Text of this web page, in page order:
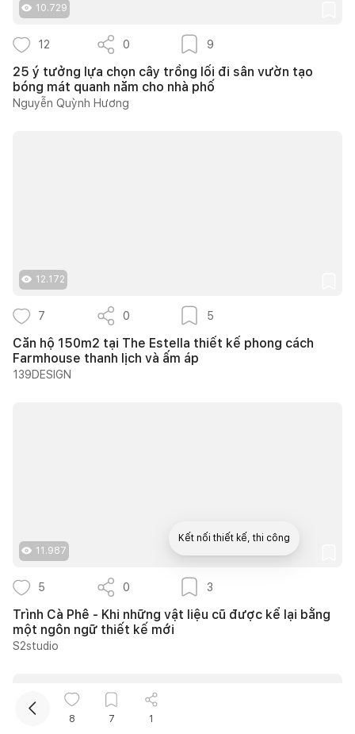
10.729
12 0 9
25 ý tưởng lựa chọn cây trồng lối đi sân vườn tạo
bóng mát quanh năm cho nhà phố
Nguyễn Quỳnh Hương
12.172
7 0 5
Căn hộ 150m2 tại The Estella thiết kế phong cách
Farmhouse thanh lịch và ấm áp
139DESIGN
11.987
5 0 3
Trình Cà Phê - Khi những vật liệu cũ được kể lại bằng
một ngôn ngữ thiết kế mới
S2studio
8 7 1
Kết nối thiết kế, thi công
Mua sắm hoàn thiện nhà